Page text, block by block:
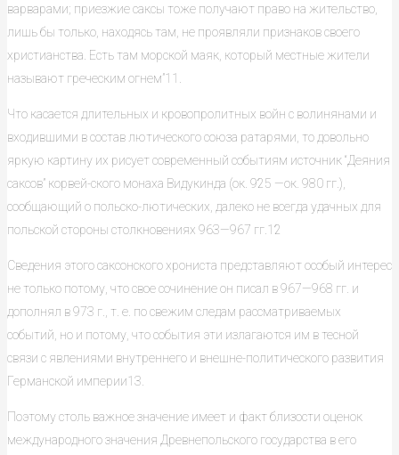
варварами; приезжие саксы тоже получают право на жительство,
лишь бы только, находясь там, не проявляли признаков своего
христианства. Есть там морской маяк, который местные жители
называют греческим огнем”11.
Что касается длительных и кровопролитных войн с волинянами и
входившими в состав лютического союза ратарями, то довольно
яркую картину их рисует современный событиям источник “Деяния
саксов” корвей-ского монаха Видукинда (ок. 925 —ок. 980 гг.),
сообщающий о польско-лютических, далеко не всегда удачных для
польской стороны столкновениях 963—967 гг.12
Сведения этого саксонского хрониста представляют особый интерес
не только потому, что свое сочинение он писал в 967—968 гг. и
дополнял в 973 г., т. е. по свежим следам рассматриваемых
событий, но и потому, что события эти излагаются им в тесной
связи с явлениями внутреннего и внешне-политического развития
Германской империи13.
Поэтому столь важное значение имеет и факт близости оценок
международного значения Древнепольского государства в его